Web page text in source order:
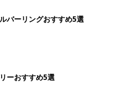
バーリングおすすめ5選
ーおすすめ5選